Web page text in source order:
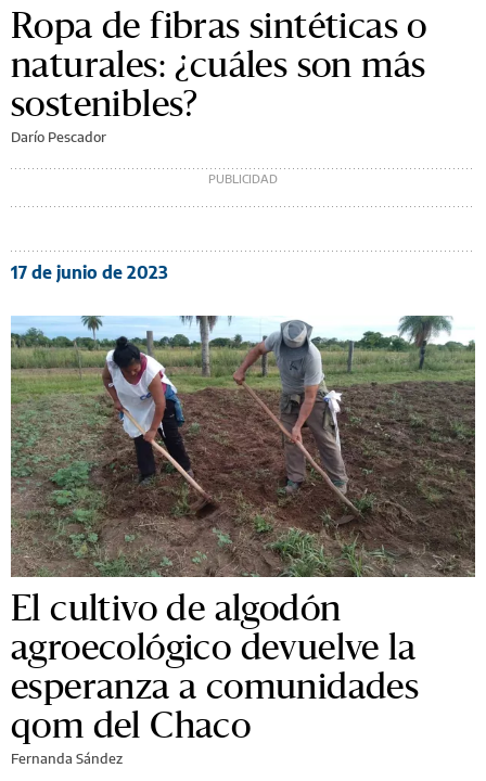
Ropa de fibras sintéticas o
naturales: ¿cuáles son más
sostenibles?
Darío Pescador
17 de junio de 2023
El cultivo de algodón
agroecológico devuelve la
esperanza a comunidades
qom del Chaco
Fernanda Sández